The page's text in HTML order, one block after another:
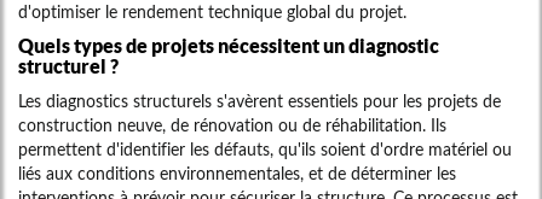
d'optimiser le rendement technique global du projet.
Quels types de projets nécessitent un diagnostic
structurel ?
Les diagnostics structurels s'avèrent essentiels pour les projets de
construction neuve, de rénovation ou de réhabilitation. Ils
permettent d'identifier les défauts, qu'ils soient d'ordre matériel ou
liés aux conditions environnementales, et de déterminer les